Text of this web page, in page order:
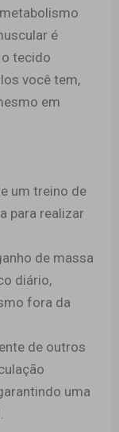
é
tecido
você tem,
em
um treino de
para realizar
de massa
diário,
fora da
de outros
uma